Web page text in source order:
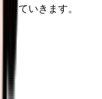
していきます。